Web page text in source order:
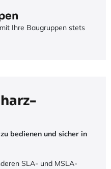
Ihre Baugruppen stets
bedienen und sicher in
SLA- und MSLA-